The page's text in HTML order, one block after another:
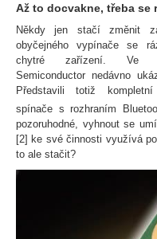
Až to docvakne, třeba se
Někdy jen stačí změnit
obyčejného vypínače se
chytré zařízení. Ve
Semiconductor nedávno
Představili totiž
spínače s rozhraním
pozoruhodné, vyhnout se
[2] ke své činnosti využívá
to ale stačit?